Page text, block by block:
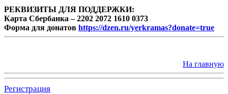
РЕКВИЗИТЫ ДЛЯ ПОДДЕРЖКИ:
Карта Сбербанка – 2202 2072 1610 0373
Форма для донатов https://dzen.ru/yerkramas?donate=true
На главную
Регистрация